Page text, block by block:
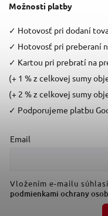
Možnosti platby
✓ Hotovosť pri dodaní
✓ Hotovosť pri preberaní
✓ Kartou pri prebratí na
(+ 1 % z celkovej sumy
(+ 2 % z celkovej sumy
✓ Podporujeme platbu
Email
Vložením e-mailu
podmienkami ochrany